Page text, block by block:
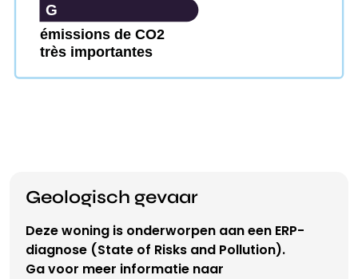
émissions de CO2
très importantes
G
Geologisch gevaar
Deze woning is onderworpen aan een ERP-
diagnose (State of Risks and Pollution).
Ga voor meer informatie naar